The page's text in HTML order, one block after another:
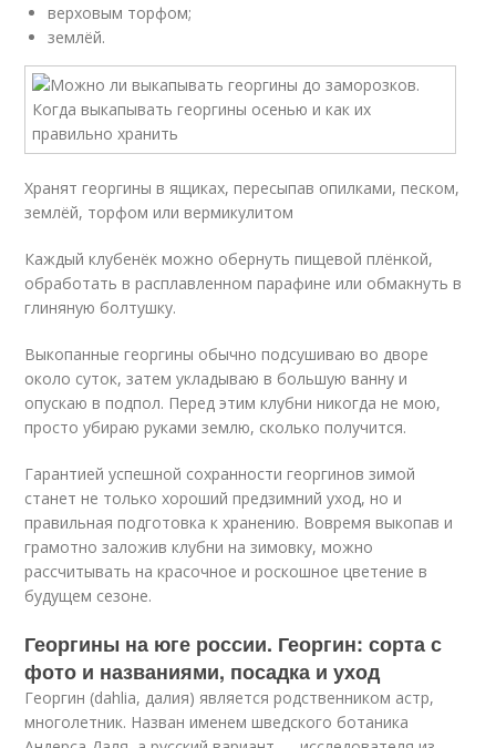
верховым торфом;
землёй.
Хранят георгины в ящиках, пересыпав опилками, песком,
землёй, торфом или вермикулитом
Каждый клубенёк можно обернуть пищевой плёнкой,
обработать в расплавленном парафине или обмакнуть в
глиняную болтушку.
Выкопанные георгины обычно подсушиваю во дворе
около суток, затем укладываю в большую ванну и
опускаю в подпол. Перед этим клубни никогда не мою,
просто убираю руками землю, сколько получится.
Гарантией успешной сохранности георгинов зимой
станет не только хороший предзимний уход, но и
правильная подготовка к хранению. Вовремя выкопав и
грамотно заложив клубни на зимовку, можно
рассчитывать на красочное и роскошное цветение в
будущем сезоне.
Георгины на юге россии. Георгин: сорта с
фото и названиями, посадка и уход
Георгин (dahlia, далия) является родственником астр,
многолетник. Назван именем шведского ботаника